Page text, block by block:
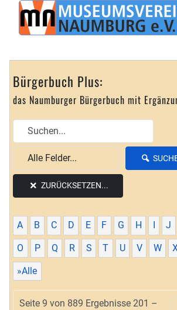
Bürgerbuch Plus:
das Naumburger Bürgerbuch mit
ZURÜCKSETZEN...
A B C D E F G H J
O P Q R S T U V W
»Alle
Seite 9 von 889 Ergebnisse 201 –